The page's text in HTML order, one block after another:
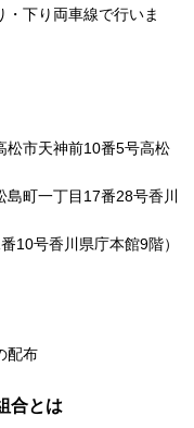
下り両車線で行いま
松市天神前10番5号高松
町一丁目17番28号香川
10号香川県庁本館9階）
配布
合とは